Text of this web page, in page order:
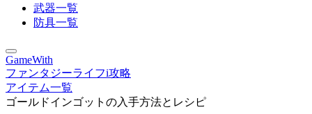
武器一覧
防具一覧
GameWith
ファンタジーライフi攻略
アイテム一覧
ゴールドインゴットの入手方法とレシピ